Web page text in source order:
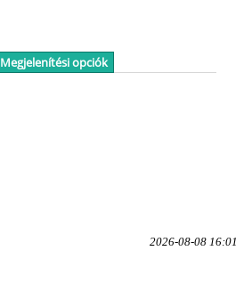
Megjelenítési opciók
2026-08-08 16:01